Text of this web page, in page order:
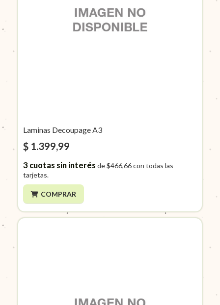
Laminas Decoupage A3
$ 1.399,99
3cuotas sin interés de$466,66con todas las
tarjetas.
COMPRAR